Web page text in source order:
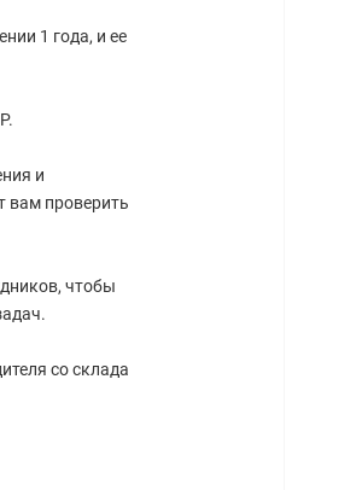
1 года, и ее
и
вам проверить
чтобы
со склада